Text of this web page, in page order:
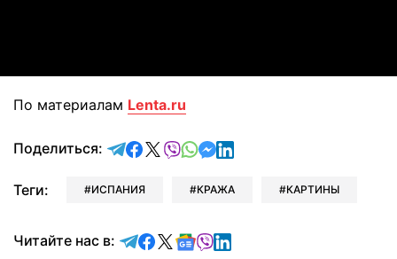
По материалам Lenta.ru
Поделиться: отправить в Telegram
поделиться в Facebook
поделиться в X
отправить в Viber
отправить в Whatsapp
отправить в Messenger
отправить в LinkedIn
Теги: ИСПАНИЯ КРАЖА КАРТИНЫ
Читайте нас в: Читайте в Telegram
Читайте в Facebook
Читайте в X
Читайте в Google news
Читайте в Viber
Читайте в LinkedIn